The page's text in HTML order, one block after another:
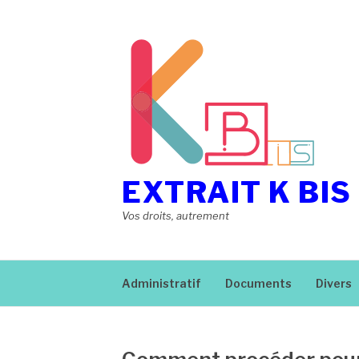
EXTRAIT K BIS
Vos droits, autrement
Administratif Documents Divers